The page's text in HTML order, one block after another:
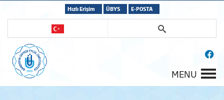
Hızlı Erişim ÜBYS E-POSTA
MENU